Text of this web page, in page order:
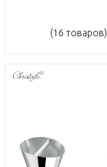
(16 товаров)